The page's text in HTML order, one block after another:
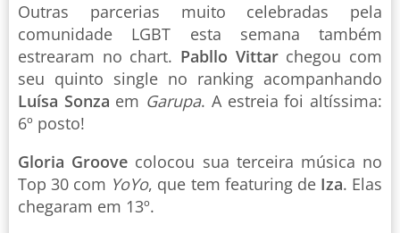
Outras parcerias muito celebradas pela
comunidade LGBT esta semana também
estrearam no chart. Pabllo Vittarchegou com
seu quinto single no ranking acompanhando
Luísa Sonza em Garupa. A estreia foi altíssima:
6º posto!
Gloria Groove colocou sua terceira música no
Top 30 com YoYo, que tem featuring de Iza. Elas
chegaram em 13º.